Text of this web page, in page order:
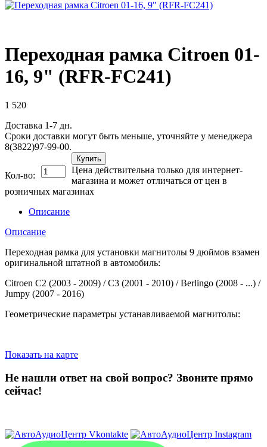
Переходная рамка Citroen 01-
16, 9" (RFR-FC241)
1 520
Доставка 1-7 дн.
Сроки доставки могут быть меньше, уточняйте у менеджера
8(3822)97-99-00.
Кол-во:
Купить
Цена действительна только для интернет-
магазина и может отличаться от цен в
розничных магазинах
Описание
Описание
Переходная рамка для установки магнитолы 9 дюймов взамен
оригинальной штатной в автомобиль:
Citroen C2 (2003 - 2009) / C3 (2001 - 2010) / Berlingo (2008 - ...) /
Jumpy (2007 - 2016)
Геометрические параметры устанавливаемой магнитолы:
Показать на карте
Не нашли ответ на свой вопрос? Звоните прямо
сейчас!